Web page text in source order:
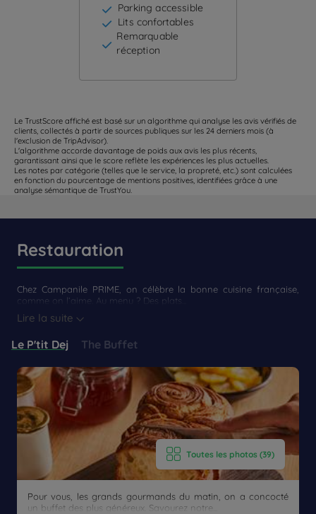
Etre
rappelé(e)
CONTACTEZ-
NOUS
Parking accessible
Lits confortables
Remarquable
réception
Le TrustScore affiché est basé sur un algorithme qui analyse les avis vérifiés de
clients, collectés à partir de sources publiques sur les 24 derniers mois (à
l'exclusion de TripAdvisor).
L'algorithme accorde davantage de poids aux avis les plus récents,
garantissant ainsi que le score reflète les expériences les plus actuelles.
Les notes par catégorie (telles que le service, la propreté, etc.) sont calculées
en fonction du pourcentage de mentions positives, identifiées grâce à une
analyse sémantique de TrustYou.
Restauration
Chez Campanile PRIME, on célèbre la bonne cuisine française,
comme on l’aime. Au menu ? Des plats...
Lire la suite
Le P'tit Dej The Buffet
Toutes les photos (39)
Pour vous, les grands gourmands du matin, on a concocté
un buffet des plus généreux. Savourez notre...